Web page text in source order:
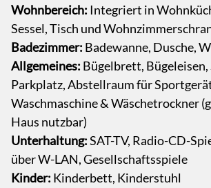
Wohnbereich: Integriert in
Sessel, Tisch und
Badezimmer: Badewanne, Dusche,
Allgemeines: Bügelbrett, Bügeleisen,
Parkplatz, Abstellraum für
Waschmaschine & Wäschetrockner
Haus nutzbar)
Unterhaltung:SAT-TV, Radio-CD-
über W-LAN, Gesellschaftsspiele
Kinder: Kinderbett, Kinderstuhl